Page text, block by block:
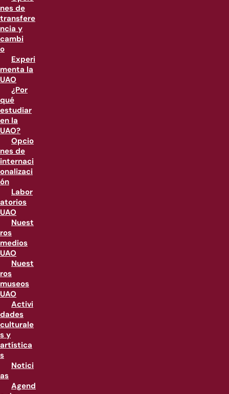
nes de
transfere
ncia y
cambi
o
Experi
menta la
UAO
¿Por
qué
estudiar
en la
UAO?
Opcio
nes de
internaci
onalizaci
ón
Labor
atorios
UAO
Nuest
ros
medios
UAO
Nuest
ros
museos
UAO
Activi
dades
culturale
s y
artística
s
Notici
as
Agend